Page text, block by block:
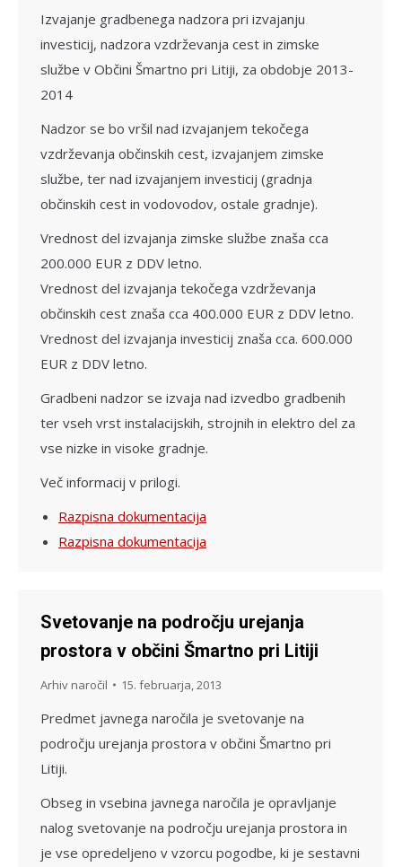
Izvajanje gradbenega nadzora pri izvajanju
investicij, nadzora vzdrževanja cest in zimske
službe v Občini Šmartno pri Litiji, za obdobje 2013-
2014
Nadzor se bo vršil nad izvajanjem tekočega
vzdrževanja občinskih cest, izvajanjem zimske
službe, ter nad izvajanjem investicij (gradnja
občinskih cest in vodovodov, ostale gradnje).
Vrednost del izvajanja zimske službe znaša cca
200.000 EUR z DDV letno.
Vrednost del izvajanja tekočega vzdrževanja
občinskih cest znaša cca 400.000 EUR z DDV letno.
Vrednost del izvajanja investicij znaša cca. 600.000
EUR z DDV letno.
Gradbeni nadzor se izvaja nad izvedbo gradbenih
ter vseh vrst instalacijskih, strojnih in elektro del za
vse nizke in visoke gradnje.
Več informacij v prilogi.
Razpisna dokumentacija
Razpisna dokumentacija
Svetovanje na področju urejanja
prostora v občini Šmartno pri Litiji
Arhiv naročil 15. februarja, 2013
Predmet javnega naročila je svetovanje na
področju urejanja prostora v občini Šmartno pri
Litiji.
Obseg in vsebina javnega naročila je opravljanje
nalog svetovanje na področju urejanja prostora in
je vse opredeljeno v vzorcu pogodbe, ki je sestavni